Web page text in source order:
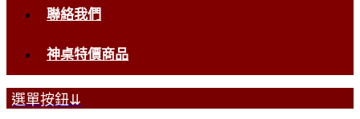
聯絡我們
神桌特價商品
選單按鈕⇊